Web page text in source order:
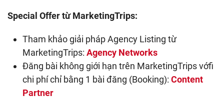
Special Offer từ MarketingTrips:
Tham khảo giải pháp Agency Listing từ
MarketingTrips: Agency Networks
Đăng bài không giới hạn trên MarketingTrips vớfi
chi phí chỉ bằng 1 bài đăng (Booking): Content
Partner